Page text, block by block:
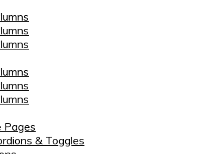
Pages
& Toggles